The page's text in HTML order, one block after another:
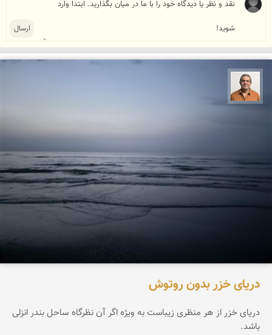
دریای خزر بدون روتوش
دریای خزر از هر منظری زیباست به ویژه اگر آن نظرگاه ساحل بندر انزلی
باشد.